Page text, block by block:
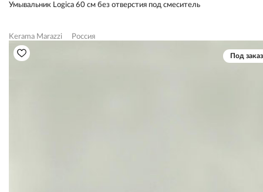
Умывальник Logica 60 см без отверстия под смеситель
Kerama Marazzi Россия
Под заказ